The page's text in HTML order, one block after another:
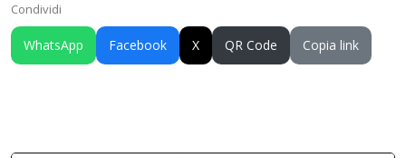
Condividi
WhatsApp Facebook X QR Code Copia link